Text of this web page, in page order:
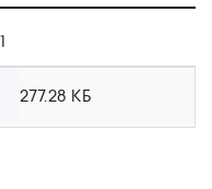
277.28 КБ